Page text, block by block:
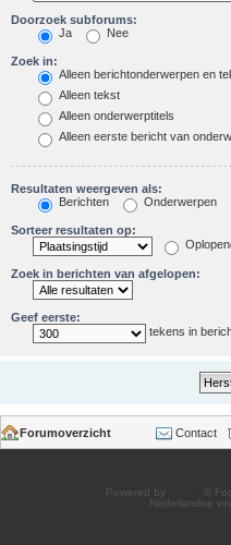
Doorzoek subforums:
Ja
Nee
Zoek in:
Alleen berichtonderwerpen en
Alleen tekst
Alleen onderwerptitels
Alleen eerste bericht van
Resultaten weergeven als:
Berichten
Onderwerpen
Sorteer resultaten op:
Zoek in berichten van afgelopen:
Geef eerste:
tekens in
Forumoverzicht Contact
Powered by
®
Nederlandse